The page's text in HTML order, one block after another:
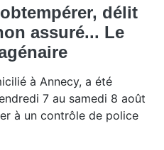
délit
assuré... Le
à Annecy, a été
7 au samedi 8 août
à un contrôle de police